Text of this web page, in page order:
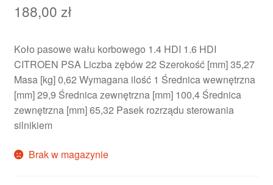
188,00 zł
Koło pasowe wału korbowego 1.4 HDI 1.6 HDI
CITROEN PSA Liczba zębów 22 Szerokość [mm] 35,27
Masa [kg] 0,62 Wymagana ilość 1 Średnica wewnętrzna
[mm] 29,9 Średnica zewnętrzna [mm] 100,4 Średnica
zewnętrzna [mm] 65,32 Pasek rozrządu sterowania
silnikiem
Brak w magazynie